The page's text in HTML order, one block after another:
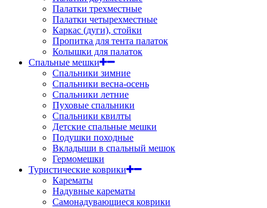
Палатки трехместные
Палатки четырехместные
Каркас (дуги), стойки
Пропитка для тента палаток
Колышки для палаток
Спальные мешки
Спальники зимние
Спальники весна-осень
Спальники летние
Пуховые спальники
Спальники квилты
Детские спальные мешки
Подушки походные
Вкладыши в спальный мешок
Гермомешки
Туристические коврики
Карематы
Надувные карематы
Самонадувающиеся коврики